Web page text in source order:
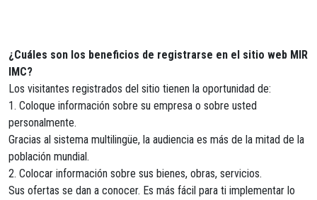
¿Cuáles son los beneficios de registrarse en el sitio web MIR
IMC?
Los visitantes registrados del sitio tienen la oportunidad de:
1. Coloque información sobre su empresa o sobre usted
personalmente.
Gracias al sistema multilingüe, la audiencia es más de la mitad de la
población mundial.
2. Colocar información sobre sus bienes, obras, servicios.
Sus ofertas se dan a conocer. Es más fácil para ti implementar lo